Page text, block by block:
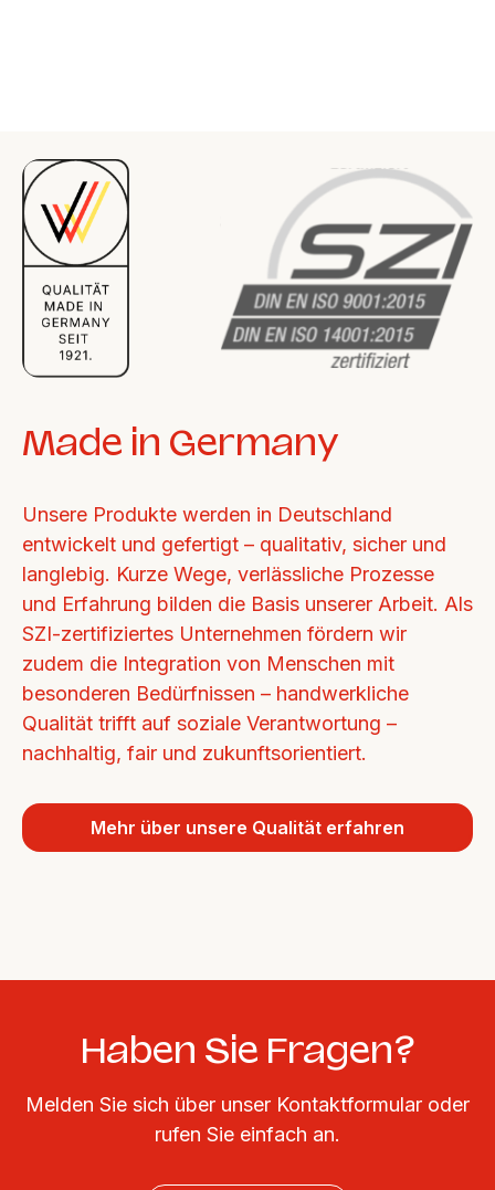
Made in Germany
Unsere Produkte werden in Deutschland
entwickelt und gefertigt – qualitativ, sicher und
langlebig. Kurze Wege, verlässliche Prozesse
und Erfahrung bilden die Basis unserer Arbeit. Als
SZI-zertifiziertes Unternehmen fördern wir
zudem die Integration von Menschen mit
besonderen Bedürfnissen – handwerkliche
Qualität trifft auf soziale Verantwortung –
nachhaltig, fair und zukunftsorientiert.
Mehr über unsere Qualität erfahren
Haben Sie Fragen?
Melden Sie sich über unser Kontaktformular oder
rufen Sie einfach an.